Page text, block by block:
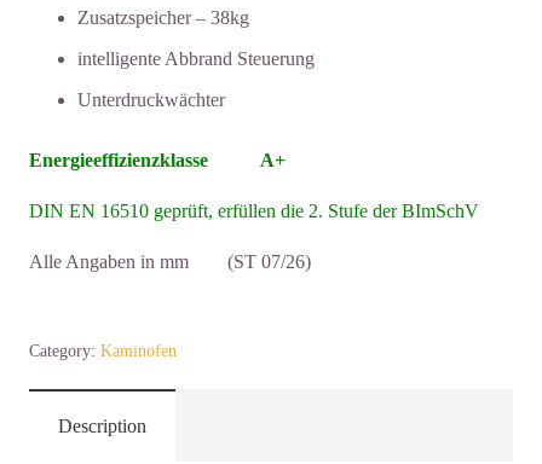
Zusatzspeicher – 38kg
intelligente Abbrand Steuerung
Unterdruckwächter
Energieeffizienzklasse A+
DIN EN 16510 geprüft, erfüllen die 2. Stufe der BImSchV
Alle Angaben in mm (ST 07/26)
NeoCube
"R"
Menge
Category: Kaminofen
Description